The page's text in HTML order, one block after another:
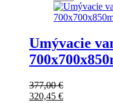
Umývacie
377,00€
320,45 €